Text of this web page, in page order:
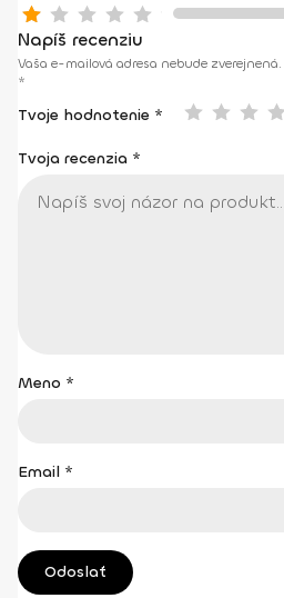
Napíš recenziu
Vaša e-mailová adresa nebude zverejnená.
*
Tvoje hodnotenie *
Tvoja recenzia *
Meno *
Email *